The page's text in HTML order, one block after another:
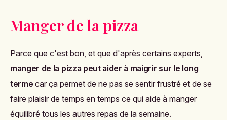
Manger de la pizza
Parce que c'est bon, et que d'après certains experts,
manger de la pizza peut aider à maigrir sur le long
terme car ça permet de ne pas se sentir frustré et de se
faire plaisir de temps en temps ce qui aide à manger
équilibré tous les autres repas de la semaine.